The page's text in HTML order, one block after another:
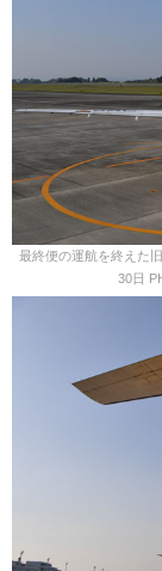
最終便の運航を終えた
30日